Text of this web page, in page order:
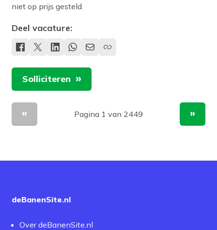
niet op prijs gesteld.
Deel vacature:
Solliciteren
Vorige pagina
Pagina 1 van 2449
deBanenSite.nl
Over deBanenSite.nl